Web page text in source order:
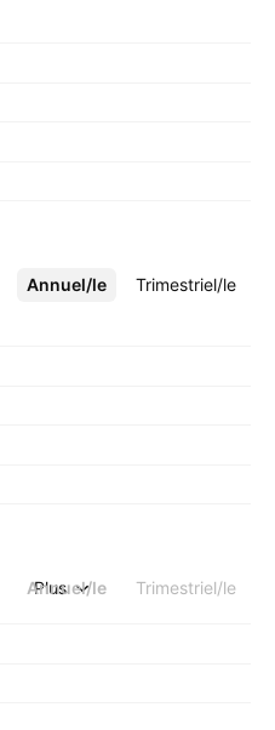
Annuel/le Trimestriel/le
Plus
Annuel/le Trimestriel/le
Plus